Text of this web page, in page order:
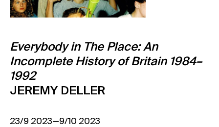
Kontakt
Pro média
Pronájem prostor
Volné pozice
Everybody in The Place: An
Incomplete History of Britain 1984–
1992
JEREMY DELLER
23/9 2023—9/10 2023